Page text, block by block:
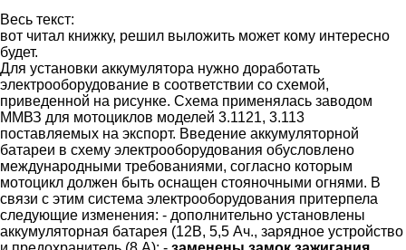
Весь текст:
вот читал книжку, решил выложить может кому интересно
будет.
Для установки аккумулятора нужно доработать
электрооборудование в соответствии со схемой,
приведенной на рисунке. Схема применялась заводом
ММВЗ для мотоциклов моделей 3.1121, 3.113
поставляемых на экспорт. Введение аккумуляторной
батареи в схему электрооборудования обусловлено
международными требованиями, согласно которым
мотоцикл должен быть оснащен стояночными огнями. В
связи с этим система электрооборудования притерпела
следующие изменения: - дополнительно установлены
аккумуляторная батарея (12В, 5,5 Ач., зарядное устройство